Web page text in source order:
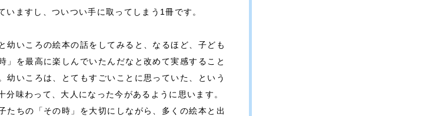
いますし、ついつい手に取ってしまう1冊です。
幼いころの絵本の話をしてみると、なるほど、子ども
」を最高に楽しんでいたんだなと改めて実感すること
幼いころは、とてもすごいことに思っていた、という
分味わって、大人になった今があるように思います。
たちの「その時」を大切にしながら、多くの絵本と出